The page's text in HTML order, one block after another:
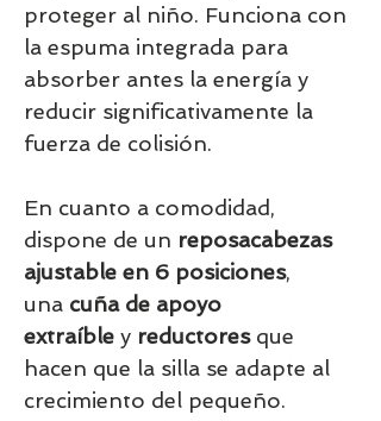
proteger al niño. Funciona con
la espuma integrada para
absorber antes la energía y
reducir significativamente la
fuerza de colisión.
En cuanto a comodidad,
dispone de un reposacabezas
ajustable en 6 posiciones,
una cuña de apoyo
extraíble y reductoresque
hacen que la silla se adapte al
crecimiento del pequeño.